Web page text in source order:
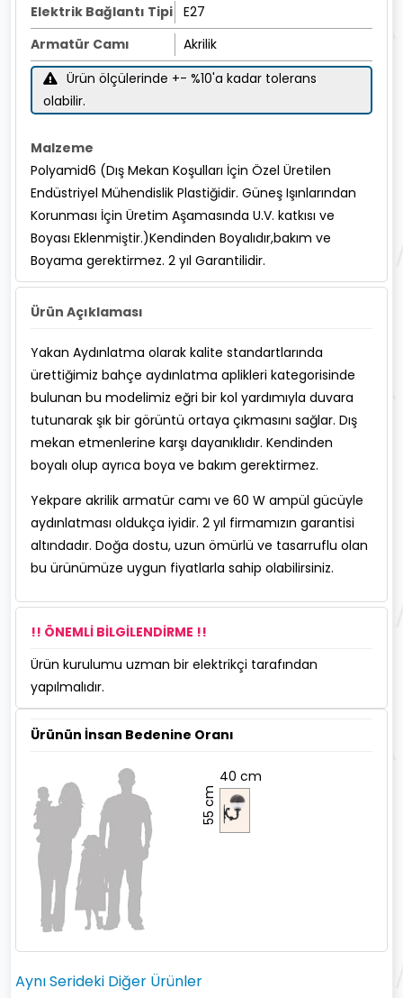
Elektrik Bağlantı Tipi
E27
Armatür Camı
Akrilik
Ürün ölçülerinde +- %10'a kadar tolerans
olabilir.
Malzeme
Polyamid6 (Dış Mekan Koşulları İçin Özel Üretilen
Endüstriyel Mühendislik Plastiğidir. Güneş Işınlarından
Korunması İçin Üretim Aşamasında U.V. katkısı ve
Boyası Eklenmiştir.)Kendinden Boyalıdır,bakım ve
Boyama gerektirmez. 2 yıl Garantilidir.
Ürün Açıklaması
Yakan Aydınlatma olarak kalite standartlarında
ürettiğimiz bahçe aydınlatma aplikleri kategorisinde
bulunan bu modelimiz eğri bir kol yardımıyla duvara
tutunarak şık bir görüntü ortaya çıkmasını sağlar. Dış
mekan etmenlerine karşı dayanıklıdır. Kendinden
boyalı olup ayrıca boya ve bakım gerektirmez.
Yekpare akrilik armatür camı ve 60 W ampül gücüyle
aydınlatması oldukça iyidir. 2 yıl firmamızın garantisi
altındadır. Doğa dostu, uzun ömürlü ve tasarruflu olan
bu ürünümüze uygun fiyatlarla sahip olabilirsiniz.
!! ÖNEMLİ BİLGİLENDİRME !!
Ürün kurulumu uzman bir elektrikçi tarafından
yapılmalıdır.
Ürünün İnsan Bedenine Oranı
40 cm
55 cm
Aynı Serideki Diğer Ürünler